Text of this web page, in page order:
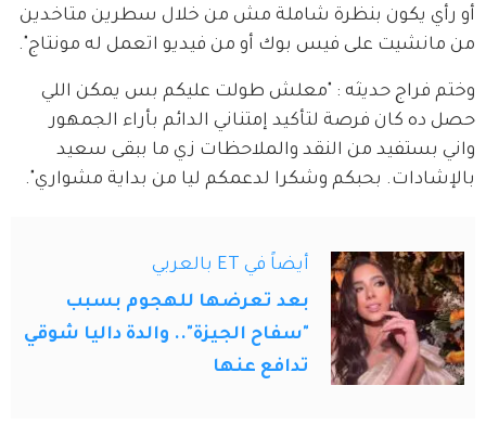
أو رأي يكون بنظرة شاملة مش من خلال سطرين متاخدين
من مانشيت على فيس بوك أو من فيديو اتعمل له مونتاج".
وختم فراج حديثه : "معلش طولت عليكم بس يمكن اللي
حصل ده كان فرصة لتأكيد إمتناني الدائم بأراء الجمهور
واني بستفيد من النقد والملاحظات زي ما ببقى سعيد
بالإشادات. بحبكم وشكرا لدعمكم ليا من بداية مشواري".
أيضاً في ET بالعربي
بعد تعرضها للهجوم بسبب
"سفاح الجيزة".. والدة داليا شوقي
تدافع عنها